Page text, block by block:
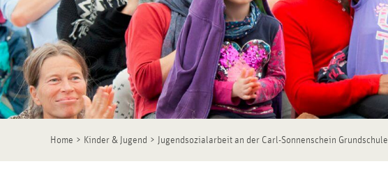
Home > Kinder & Jugend > Jugendsozialarbeit an der Carl-Sonnenschein Grundschule